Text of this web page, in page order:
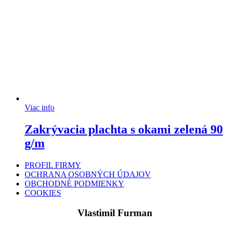
Viac info
Zakrývacia plachta s okami zelená 90
g/m
PROFIL FIRMY
OCHRANA OSOBNÝCH ÚDAJOV
OBCHODNÉ PODMIENKY
COOKIES
Vlastimil Furman